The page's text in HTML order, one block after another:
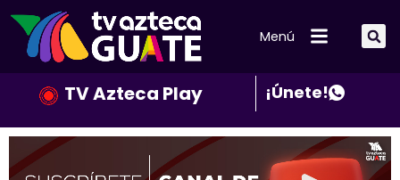
Menú
TV Azteca Play ¡Únete!